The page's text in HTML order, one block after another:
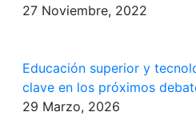
27 Noviembre, 2022
Educación superior y
clave en los próximos
29 Marzo, 2026